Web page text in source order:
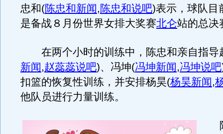
忠和(陈忠和新闻,陈忠和说吧)表示，球队目
是备战８月份世界女排大奖赛北仑站的总决
在两个小时的训练中，陈忠和亲自指导
新闻,赵蕊蕊说吧)、冯坤(冯坤新闻,冯坤说吧
扣篮的恢复性训练，并安排杨昊(杨昊新闻,
他队员进行力量训练。
陈